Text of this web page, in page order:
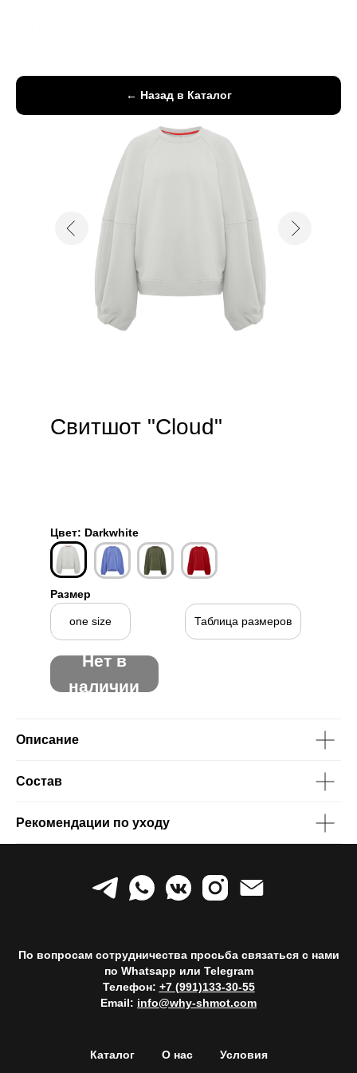
← Назад в Каталог
Свитшот "Сloud"
Размер
Описание
Состав
Рекомендации по уходу
По вопросам сотрудничества просьба связаться с нами
по Whatsapp или Telegram
Телефон: +7 (991)133-30-55
Email: info@why-shmot.com
Каталог О нас Условия